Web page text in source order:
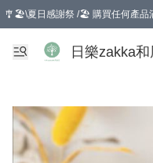
🎐🏖️\夏日感謝祭 /🏖️ 購買任何產品
選擇GoGoX住宅/工商地址配送，
日樂zakka